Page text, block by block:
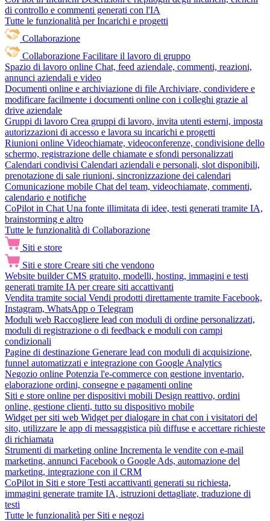
di controllo e commenti generati con l'IA
Tutte le funzionalità per Incarichi e progetti
Collaborazione
Collaborazione Facilitare il lavoro di gruppo
Spazio di lavoro online Chat, feed aziendale, commenti, reazioni,
annunci aziendali e video
Documenti online e archiviazione di file Archiviare, condividere e
modificare facilmente i documenti online con i colleghi grazie al
drive aziendale
Gruppi di lavoro Crea gruppi di lavoro, invita utenti esterni, imposta
autorizzazioni di accesso e lavora su incarichi e progetti
Riunioni online Videochiamate, videoconferenze, condivisione dello
schermo, registrazione delle chiamate e sfondi personalizzati
Calendari condivisi Calendari aziendali e personali, slot disponibili,
prenotazione di sale riunioni, sincronizzazione dei calendari
Comunicazione mobile Chat del team, videochiamate, commenti,
calendario e notifiche
CoPilot in Chat Una fonte illimitata di idee, testi generati tramite IA,
brainstorming e altro
Tutte le funzionalità di Collaborazione
Siti e store
Siti e store Creare siti che vendono
Website builder CMS gratuito, modelli, hosting, immagini e testi
generati tramite IA per creare siti accattivanti
Vendita tramite social Vendi prodotti direttamente tramite Facebook,
Instagram, WhatsApp o Telegram
Moduli web Raccogliere lead con moduli di ordine personalizzati,
moduli di registrazione o di feedback e moduli con campi
condizionali
Pagine di destinazione Generare lead con moduli di acquisizione,
funnel automatizzati e integrazione con Google Analytics
Negozio online Potenzia l'e-commerce con gestione inventario,
elaborazione ordini, consegne e pagamenti online
Siti e store online per dispositivi mobili Design reattivo, ordini
online, gestione clienti, tutto su dispositivo mobile
Widget per siti web Widget per dialogare in chat con i visitatori del
sito, utilizzare le app di messaggistica più diffuse e accettare richieste
di richiamata
Strumenti di marketing online Incrementa le vendite con e-mail
marketing, annunci Facebook o Google Ads, automazione del
marketing, integrazione con il CRM
CoPilot in Siti e store Testi accattivanti generati su richiesta,
immagini generate tramite IA, istruzioni dettagliate, traduzione di
testi
Tutte le funzionalità per Siti e negozi